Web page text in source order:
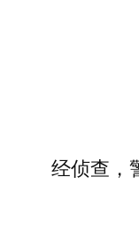
经侦查，